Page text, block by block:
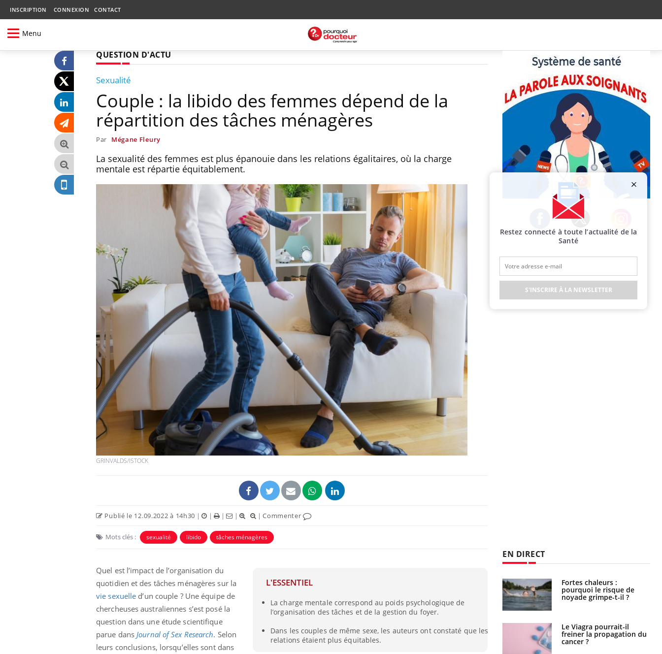
INSCRIPTION CONNEXION CONTACT
Menu
QUESTION D'ACTU
Sexualité
Couple : la libido des femmes dépend de la
répartition des tâches ménagères
Par Mégane Fleury
La sexualité des femmes est plus épanouie dans les relations égalitaires, où la charge
mentale est répartie équitablement.
GRINVALDS/ISTOCK
Publié le 12.09.2022 à 14h30 | | | | |Commenter
Mots clés : sexualité libido tâches ménagères
L'ESSENTIEL
La charge mentale correspond au poids psychologique de
l’organisation des tâches et de la gestion du foyer.
Dans les couples de même sexe, les auteurs ont constaté que les
relations étaient plus équitables.
Quel est l’impact de l’organisation du
quotidien et des tâches ménagères sur la
vie sexuelle d’un couple ? Une équipe de
chercheuses australiennes s’est posé la
question dans une étude scientifique
parue dans Journal of Sex Research. Selon
leurs conclusions, lorsqu’elles sont dans
Facebook Twitter Instagram
EN DIRECT
Chikungunya, dengue,
West Nile : que se passe-
t-il dans le sud de la
Les médicaments GLP-1
protègent-ils aussi les os
La sieste empêche-t-elle
VIH : la fin du comprimé
tous les jours se profile-t-
elle enfin ?
Fortes chaleurs :
pourquoi le risque de
noyade grimpe-t-il ?
Le Viagra pourrait-il
freiner la propagation du
cancer ?
Grossesse et chaleur : ce
que dit la science
Le smartphone nuit-il à
l'apprentissage de la
lecture ?
Restez connecté à toute l’actualité de la
Santé
S'INSCRIRE À LA NEWSLETTER